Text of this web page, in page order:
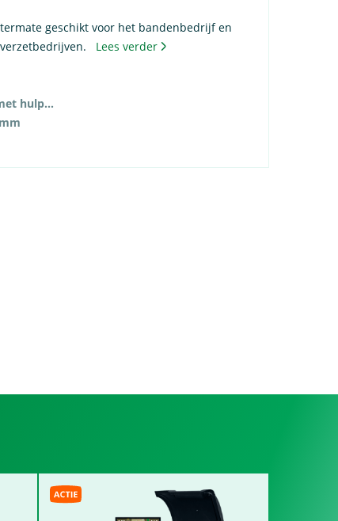
geschikt voor het bandenbedrijf en
Lees verder
14″ – 48″ (58″ met hulpstukken)